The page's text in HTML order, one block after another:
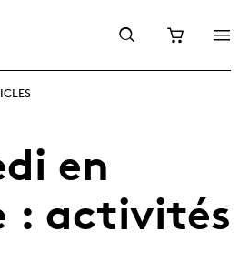
en
: activités